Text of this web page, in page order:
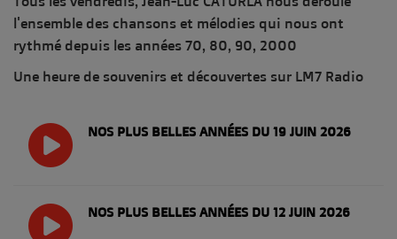
l'ensemble des chansons et mélodies qui nous ont
rythmé depuis les années 70, 80, 90, 2000
Une heure de souvenirs et découvertes sur LM7 Radio
NOS PLUS BELLES ANNÉES DU 19 JUIN 2026
NOS PLUS BELLES ANNÉES DU 12 JUIN 2026